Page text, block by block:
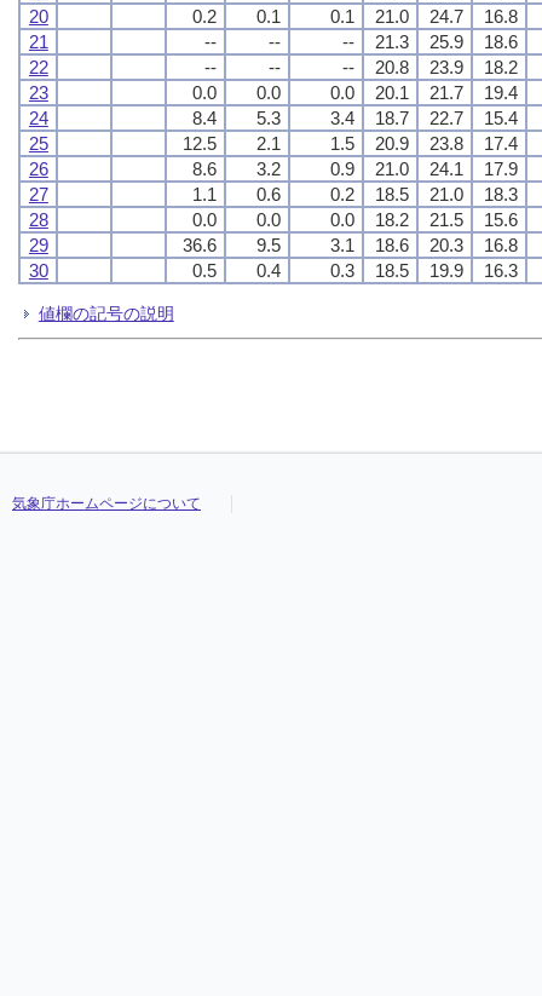
20
0.2 0.1 0.1 21.0 24.7
16.8
21
-- -- -- 21.3 25.9
18.6
22
-- -- -- 20.8 23.9
18.2
23
0.0 0.0 0.0 20.1 21.7
19.4
24
8.4 5.3 3.4 18.7 22.7
15.4
25
12.5 2.1 1.5 20.9 23.8
17.4
26
8.6 3.2 0.9 21.0 24.1
17.9
27
1.1 0.6 0.2 18.5 21.0
18.3
28
0.0 0.0 0.0 18.2 21.5
15.6
29
36.6 9.5 3.1 18.6 20.3
16.8
30
0.5 0.4 0.3 18.5 19.9 16.3
値欄の記号の説明
気象庁ホームページについて